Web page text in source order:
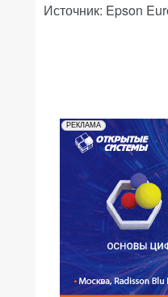
Источник: Epson
РЕКЛАМА